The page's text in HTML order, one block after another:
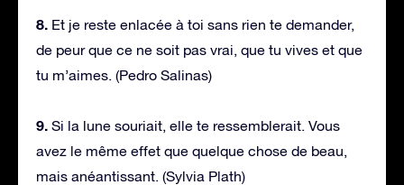
8. Et je reste enlacée à toi sans rien te demander,
de peur que ce ne soit pas vrai, que tu vives et que
tu m’aimes. (Pedro Salinas)
9. Si la lune souriait, elle te ressemblerait. Vous
avez le même effet que quelque chose de beau,
mais anéantissant. (Sylvia Plath)